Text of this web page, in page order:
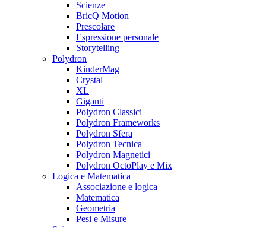
Scienze
BricQ Motion
Prescolare
Espressione personale
Storytelling
Polydron
KinderMag
Crystal
XL
Giganti
Polydron Classici
Polydron Frameworks
Polydron Sfera
Polydron Tecnica
Polydron Magnetici
Polydron OctoPlay e Mix
Logica e Matematica
Associazione e logica
Matematica
Geometria
Pesi e Misure